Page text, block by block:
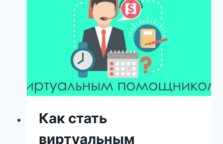
Как стать
виртуальным